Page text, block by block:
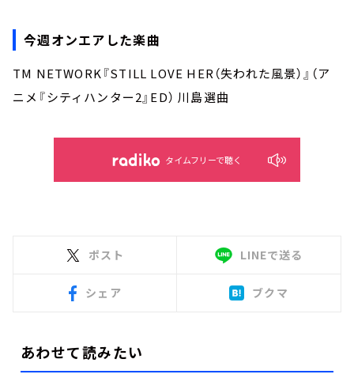
今週オンエアした楽曲
TM NETWORK『STILL LOVE HER（失われた風景）』（ア
ニメ『シティハンター2』ED） 川島選曲
タイムフリーで聴く
ポスト LINEで送る
シェア ブクマ
あわせて読みたい